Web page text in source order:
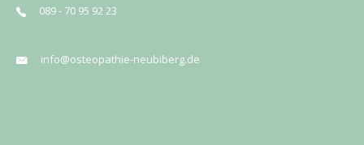
089 - 70 95 92 23
info@osteopathie-neubiberg.de